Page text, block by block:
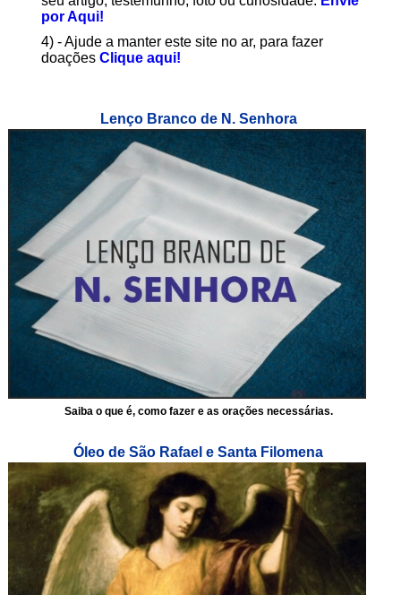
por Aqui!
4) - Ajude a manter este site no ar, para fazer
doações Clique aqui!
Lenço Branco de N. Senhora
Saiba o que é, como fazer e as orações necessárias.
Óleo de São Rafael e Santa Filomena